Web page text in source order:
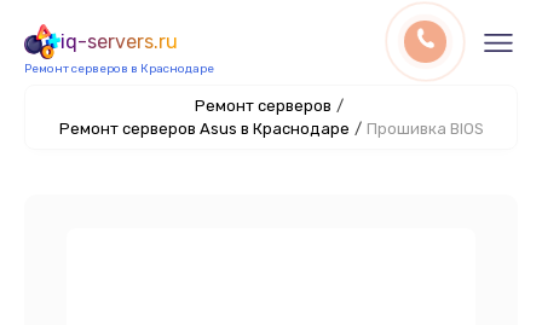
iq-servers.ru
Ремонт серверов в Краснодаре
Ремонт серверов /
Ремонт серверов Asus в Краснодаре / Прошивка BIOS